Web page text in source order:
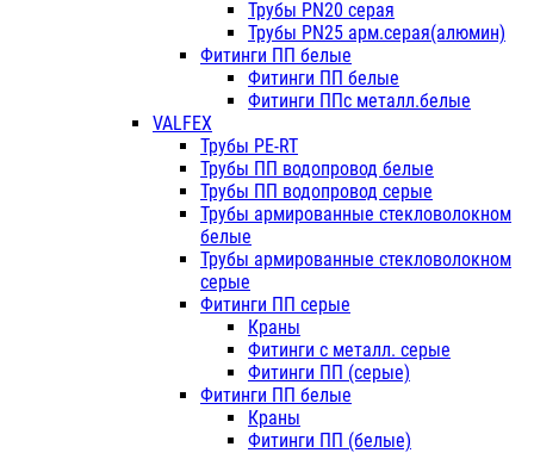
Трубы PN20 серая
Трубы PN25 арм.серая(алюмин)
Фитинги ПП белые
Фитинги ПП белые
Фитинги ППс металл.белые
VALFEX
Трубы PE-RT
Трубы ПП водопровод белые
Трубы ПП водопровод серые
Трубы армированные стекловолокном
белые
Трубы армированные стекловолокном
серые
Фитинги ПП серые
Краны
Фитинги с металл. серые
Фитинги ПП (серые)
Фитинги ПП белые
Краны
Фитинги ПП (белые)